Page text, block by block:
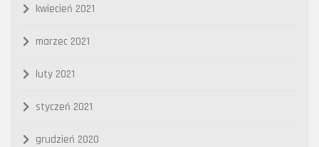
kwiecień 2021
marzec 2021
luty 2021
styczeń 2021
grudzień 2020